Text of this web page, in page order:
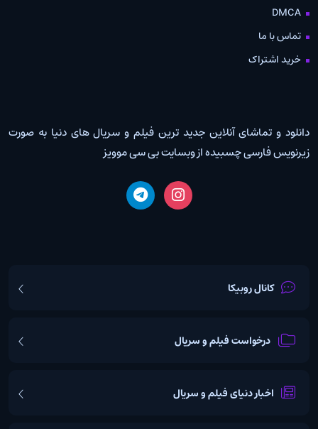
DMCA
تماس با ما
خرید اشتراک
دانلود و تماشای آنلاین جدید ترین فیلم و سریال های دنیا به صورت
زیرنویس فارسی چسبیده از وبسایت بی سی موویز
کانال روبیکا
درخواست فیلم و سریال
اخبار دنیای فیلم و سریال